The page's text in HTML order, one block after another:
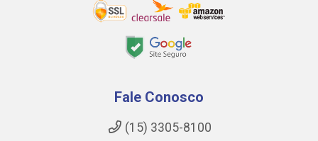
Fale Conosco
(15) 3305-8100